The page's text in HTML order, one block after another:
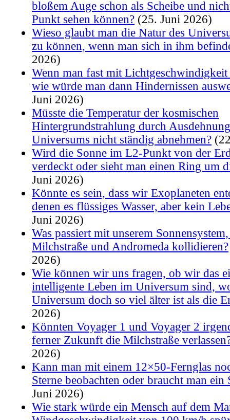
bloßem Auge schon als Scheibe und
Punkt sehen können? (25. Juni 2026)
Wieso glaubt man die Natur des
zu können, wenn man sich in ihm
2026)
Wenn man fast mit Lichtgeschwindigkeit
wie würde man dann Hindernissen
Juni 2026)
Müsste die Temperatur der kosmischen
Hintergrundstrahlung durch
Universums nicht ständig abnehmen?
Wird die Sonne im L2-Punkt von der
verdeckt oder sieht man einen Ring um
Juni 2026)
Könnte es sein, dass wir Exoplaneten
denen es flüssiges Wasser, aber kein
Juni 2026)
Was passiert mit unserem
Milchstraße und Andromeda kollidieren?
2026)
Wie können wir uns fragen, ob wir das
intelligente Leben im Universum sind,
Universum doch so viel älter ist als die
2026)
Könnten Voyager 1 und Voyager 2
ferner Zukunft die Milchstraße
2026)
Kann man mit einem 12×50-Fernglas
Sterne beobachten oder braucht man ein
Juni 2026)
Wie stark würde ein Mensch auf dem